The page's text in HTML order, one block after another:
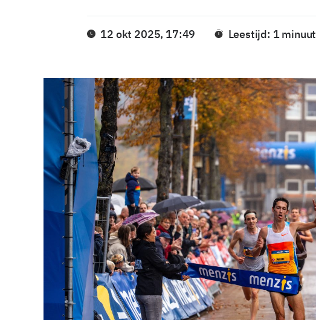
12 okt 2025, 17:49 Leestijd: 1 minuut